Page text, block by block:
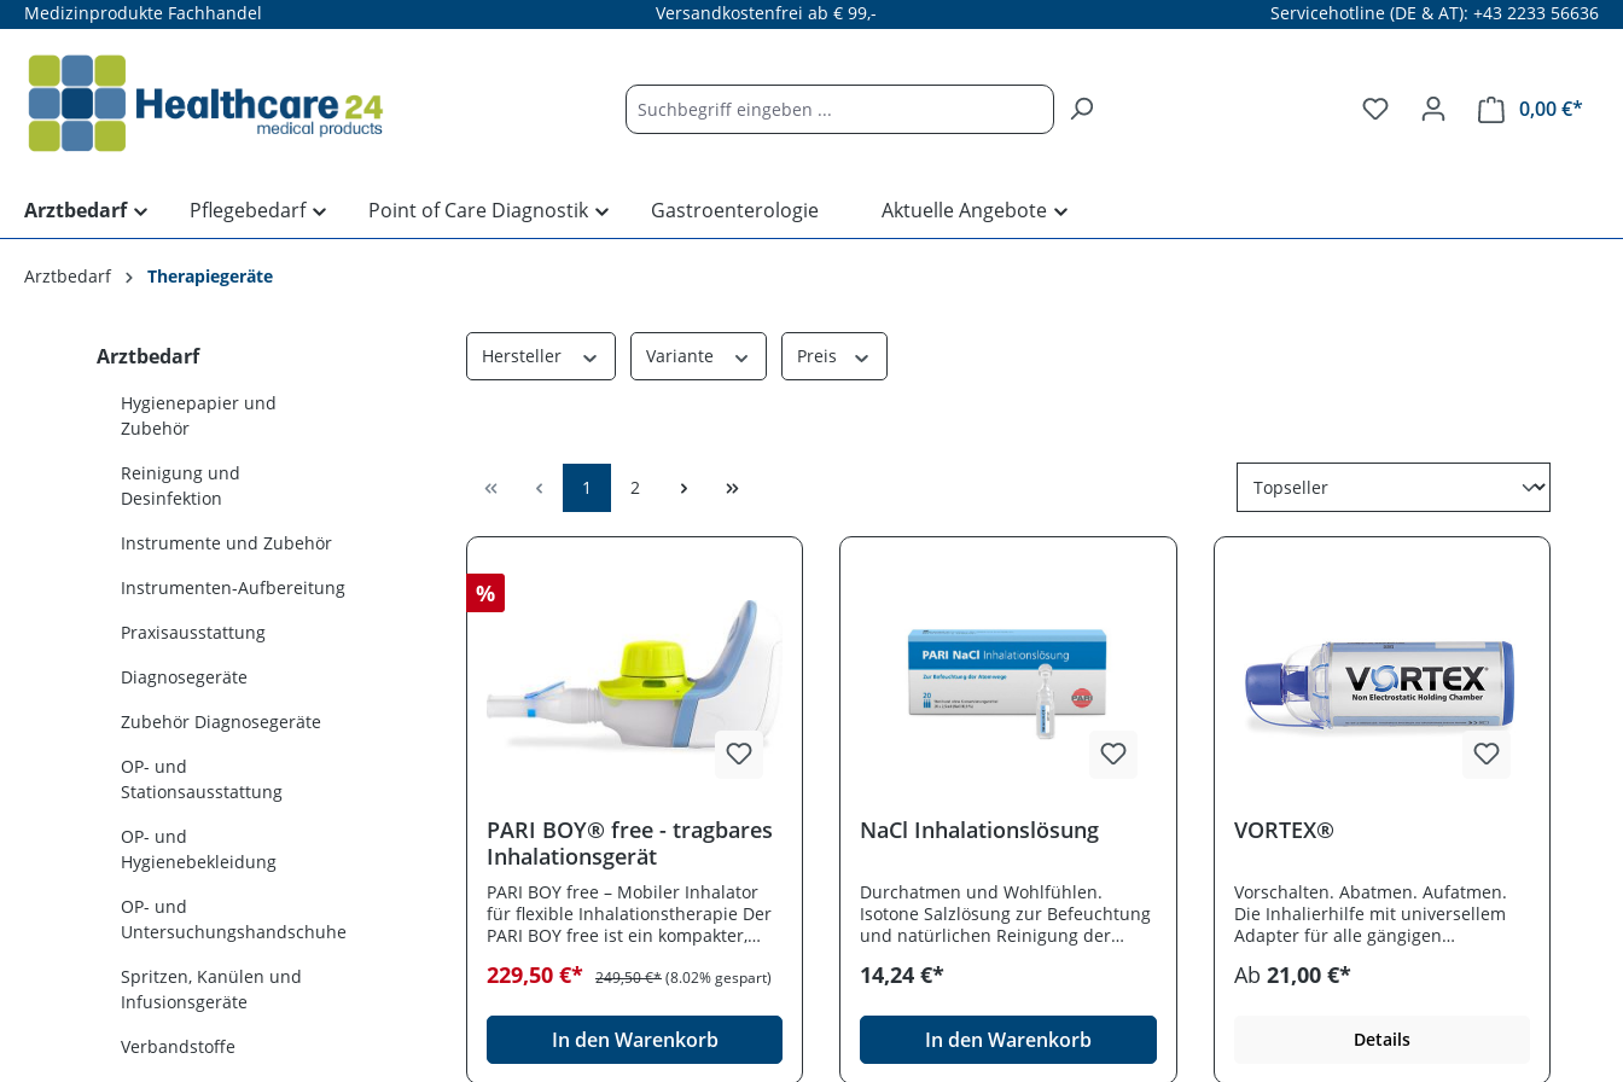
Zur Hauptnavigation springen
Medizinprodukte Fachhandel Versandkostenfrei ab € 99,- Servicehotline (DE & AT): +43 2233 56636
0,00 €*
Arztbedarf Pflegebedarf Point of Care Diagnostik Gastroenterologie Aktuelle Angebote
Arztbedarf Therapiegeräte
Arztbedarf
Hygienepapier und
Zubehör
Reinigung und
Desinfektion
Instrumente und Zubehör
Instrumenten-Aufbereitung
Praxisausstattung
Diagnosegeräte
Zubehör Diagnosegeräte
OP- und
Stationsausstattung
OP- und
Hygienebekleidung
OP- und
Untersuchungshandschuhe
Spritzen, Kanülen und
Infusionsgeräte
Verbandstoffe
Hersteller Variante Preis
1 2
%
PARI BOY® free - tragbares
Inhalationsgerät
PARI BOY free – Mobiler Inhalator
für flexible Inhalationstherapie Der
PARI BOY free ist ein kompakter,
Atemwegstherapie. Dank
und kabelloser Anwendung eignet
er sich perfekt für den flexiblen
Einsatz zu Hause und unterwegs.
229,50 €* 249,50 €*(8.02% gespart)
In den Warenkorb
NaCl Inhalationslösung
Durchatmen und Wohlfühlen.
Isotone Salzlösung zur Befeuchtung
und natürlichen Reinigung der
Erwachsenen und als
Erkältungskrankheiten. Fertiginhalat
in praktischen 2,5 ml
Kunststoffampullen für eine leichte
14,24 €*
In den Warenkorb
VORTEX®
Vorschalten. Abatmen. Aufatmen.
Die Inhalierhilfe mit universellem
Adapter für alle gängigen
antistatische Metallkammer wird
Prinzip der VORTEX unterstützt den
Ab 21,00 €*
Details